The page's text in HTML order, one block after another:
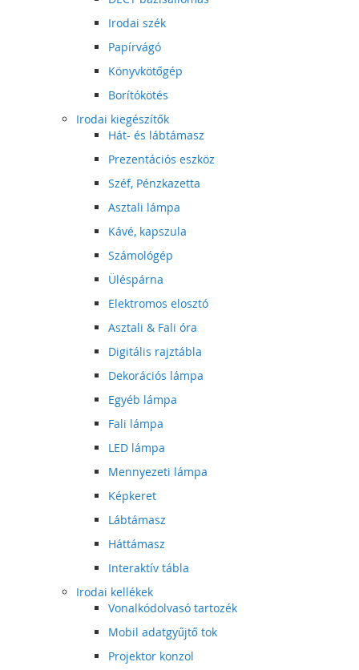
Irodai szék
Papírvágó
Könyvkötőgép
Borítókötés
Irodai kiegészítők
Hát- és lábtámasz
Prezentációs eszköz
Széf, Pénzkazetta
Asztali lámpa
Kávé, kapszula
Számológép
Üléspárna
Elektromos elosztó
Asztali & Fali óra
Digitális rajztábla
Dekorációs lámpa
Egyéb lámpa
Fali lámpa
LED lámpa
Mennyezeti lámpa
Képkeret
Lábtámasz
Háttámasz
Interaktív tábla
Irodai kellékek
Vonalkódolvasó tartozék
Mobil adatgyűjtő tok
Projektor konzol